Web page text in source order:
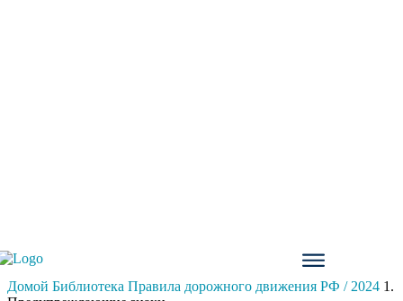
Домой Библиотека Правила дорожного движения РФ / 2024 1.